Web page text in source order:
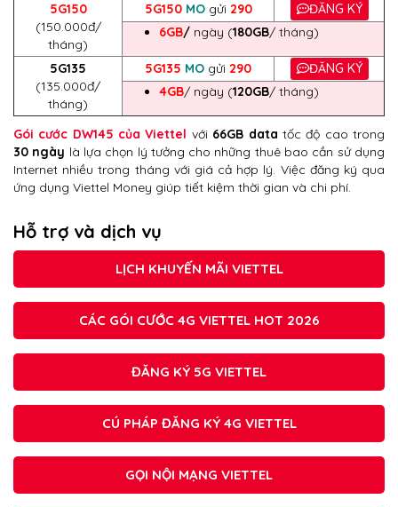
5G150
(150.000đ/
tháng)
5G150 MOgửi 290
ĐĂNG KÝ
6GB/ ngày (180GB/ tháng)
5G135
(135.000đ/
tháng)
5G135 MO gửi 290
ĐĂNG KÝ
4GB/ ngày (120GB/ tháng)
Gói cước DW145 của Viettel với 66GB data tốc độ cao trong
30 ngày là lựa chọn lý tưởng cho những thuê bao cần sử dụng
Internet nhiều trong tháng với giá cả hợp lý. Việc đăng ký qua
ứng dụng Viettel Money giúp tiết kiệm thời gian và chi phí.
Hỗ trợ và dịch vụ
LỊCH KHUYẾN MÃI VIETTEL
CÁC GÓI CƯỚC 4G VIETTEL HOT 2026
ĐĂNG KÝ 5G VIETTEL
CÚ PHÁP ĐĂNG KÝ 4G VIETTEL
GỌI NỘI MẠNG VIETTEL